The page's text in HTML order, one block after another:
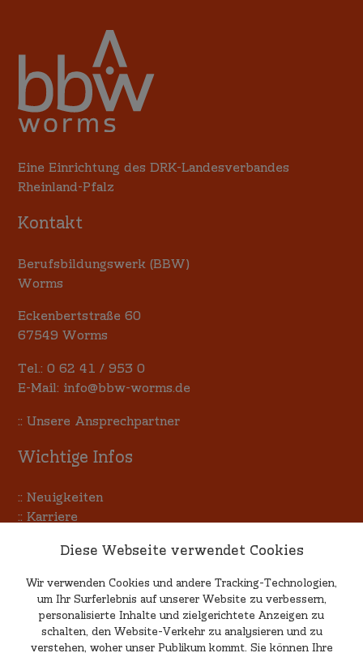
Eine Einrichtung des DRK-Landesverbandes
Rheinland-Pfalz
Kontakt
Berufsbildungswerk (BBW)
Worms
Eckenbertstraße 60
67549 Worms
Tel.:0 62 41 / 953 0
E-Mail: info@bbw-worms.de
::Unsere Ansprechpartner
Wichtige Infos
::Neuigkeiten
::Karriere
Allgemeine Einkaufsbedingungen
Kritik & Anregungen
Diese Webseite verwendet Cookies
Wir verwenden Cookies und andere Tracking-Technologien,
um Ihr Surferlebnis auf unserer Website zu verbessern,
personalisierte Inhalte und zielgerichtete Anzeigen zu
schalten, den Website-Verkehr zu analysieren und zu
verstehen, woher unser Publikum kommt. Sie können Ihre